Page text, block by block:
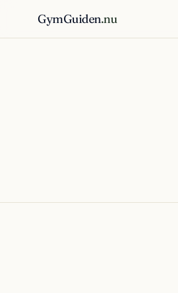
GymGuiden.nu